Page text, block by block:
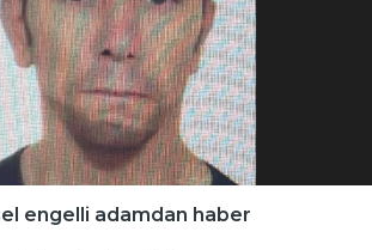
engelli adamdan haber